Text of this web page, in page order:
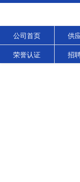
公司首页 供
荣誉认证 招